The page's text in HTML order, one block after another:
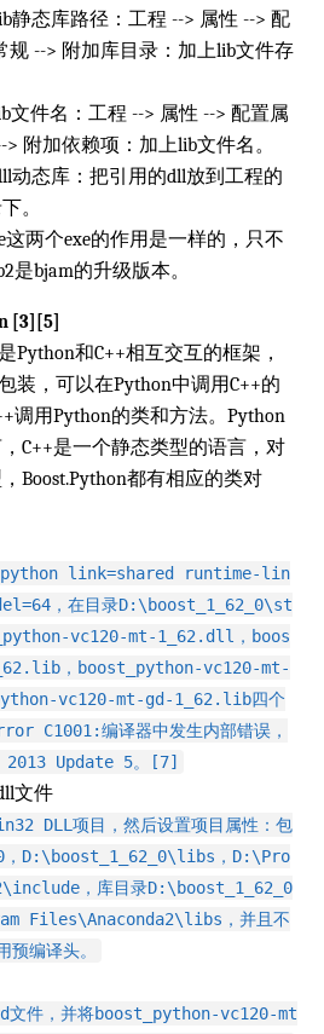
静态库路径：工程 --> 属性 --> 配
规 --> 附加库目录：加上lib文件存
文件名：工程 --> 属性 --> 配置属
附加依赖项：加上lib文件名。
动态库：把引用的dll放到工程的
。
这两个exe的作用是一样的，只不
是bjam的升级版本。
[3][5]
Python和C++相互交互的框架，
装，可以在Python中调用C++的
调用Python的类和方法。Python
C++是一个静态类型的语言，对
Boost.Python都有相应的类对
python link=shared runtime-lin
，在目录D:\boost_1_62_0\st
vc120-mt-1_62.dll，boos
，boost_python-vc120-mt-
vc120-mt-gd-1_62.lib四个
C1001:编译器中发生内部错误，
2013 Update 5。[7]
文件
DLL项目，然后设置项目属性：包
，D:\boost_1_62_0\libs，D:\Pro
，库目录D:\boost_1_62_0
Files\Anaconda2\libs，并且不
预编译头。
文件，并将boost_python-vc120-mt